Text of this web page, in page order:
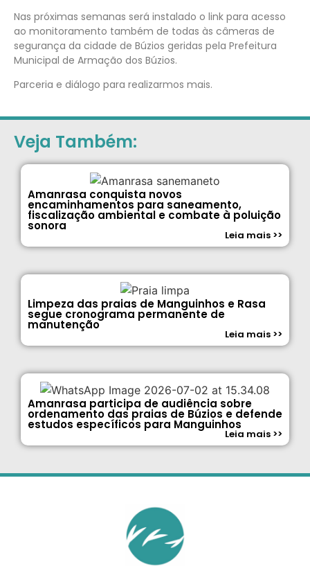
Nas próximas semanas será instalado o link para acesso
ao monitoramento também de todas às câmeras de
segurança da cidade de Búzios geridas pela Prefeitura
Municipal de Armação dos Búzios.
Parceria e diálogo para realizarmos mais.
Veja Também:
Amanrasa conquista novos
encaminhamentos para saneamento,
fiscalização ambiental e combate à poluição
sonora
Leia mais >>
Limpeza das praias de Manguinhos e Rasa
segue cronograma permanente de
manutenção
Leia mais >>
Amanrasa participa de audiência sobre
ordenamento das praias de Búzios e defende
estudos específicos para Manguinhos
Leia mais >>